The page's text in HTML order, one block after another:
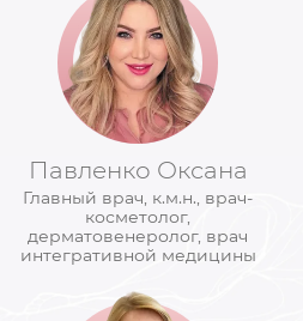
Павленко Оксана
Главный врач, к.м.н., врач-
косметолог,
дерматовенеролог, врач
интегративной медицины